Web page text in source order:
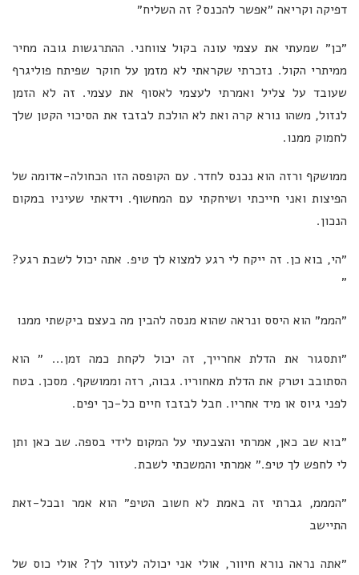
דפיקה וקריאה ״אפשר להכנס? זה השליח״
״כן״ שמעתי את עצמי עונה בקול צווחני. ההתרגשות גובה מחיר
ממיתרי הקול. נזכרתי שקראתי לא מזמן על חוקר שפיתח פוליגרף
שעובד על צליל ואמרתי לעצמי לאסוף את עצמי. זה לא הזמן
לנזול, משהו נורא קרה ואת לא הולכת לבזבז את הסיכוי הקטן שלך
לחמוק ממנו.
ממושקף ורזה הוא נכנס לחדר. עם הקופסה הזו הכחולה-אדומה של
הפיצות ואני חייכתי ושיחקתי עם המחשוף. וידאתי שעיניו במקום
הנכון.
״הי, בוא כן. זה ייקח לי רגע למצוא לך טיפ. אתה יכול לשבת רגע?
״
״הממ״ הוא היסס ונראה שהוא מנסה להבין מה בעצם ביקשתי ממנו
״ותסגור את הדלת אחרייך, זה יכול לקחת כמה זמן... ״ הוא
הסתובב וטרק את הדלת מאחוריו. גבוה, רזה וממושקף. מסכן. בטח
לפני גיוס או מיד אחריו. חבל לבזבז חיים כל-כך יפים.
״בוא שב כאן, אמרתי והצבעתי על המקום לידי בספה. שב כאן ותן
לי לחפש לך טיפ.״ אמרתי והמשכתי לשבת.
״המממ, גברתי זה באמת לא חשוב הטיפ״ הוא אמר ובכל-זאת
התיישב
״אתה נראה נורא חיוור, אולי אני יכולה לעזור לך? אולי כוס של